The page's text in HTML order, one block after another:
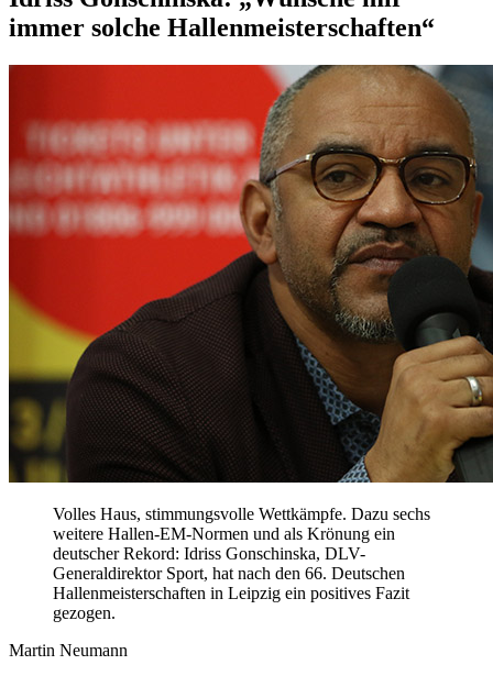
immer solche Hallenmeisterschaften“
Volles Haus, stimmungsvolle Wettkämpfe. Dazu sechs
weitere Hallen-EM-Normen und als Krönung ein
deutscher Rekord: Idriss Gonschinska, DLV-
Generaldirektor Sport, hat nach den 66. Deutschen
Hallenmeisterschaften in Leipzig ein positives Fazit
gezogen.
Martin Neumann